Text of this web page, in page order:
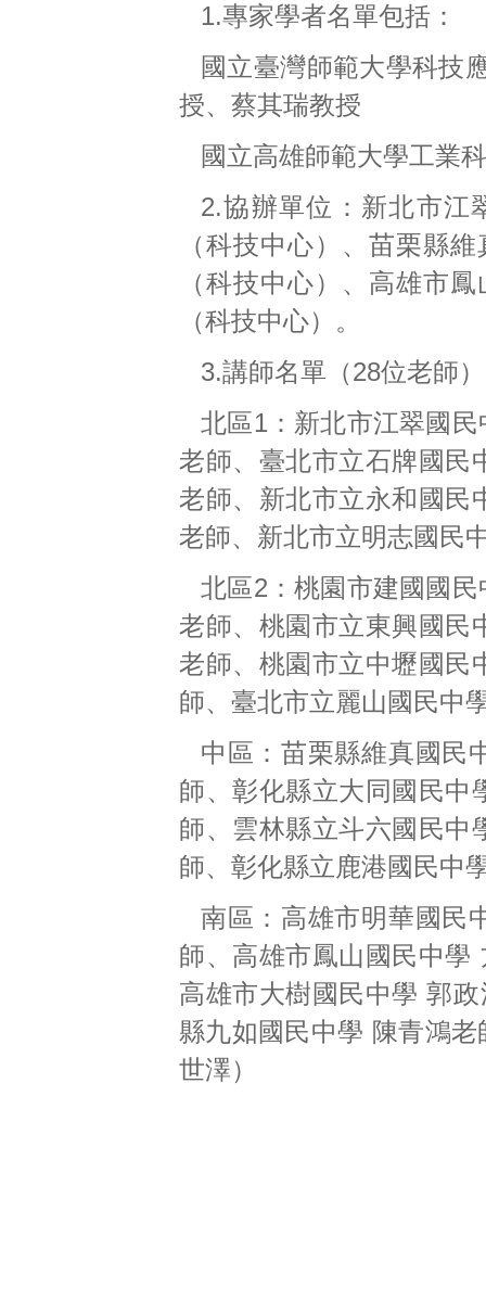
1.專家學者名單包括：
國立臺灣師範大學科技
授、蔡其瑞教授
國立高雄師範大學工業
2.協辦單位：新北市江
（科技中心）、苗栗縣
（科技中心）、高雄市
（科技中心）。
3.講師名單（28位老師
北區1：新北市江翠國
老師、臺北市立石牌國民
老師、新北市立永和國民
老師、新北市立明志國民
北區2：桃園市建國國
老師、桃園市立東興國民
老師、桃園市立中壢國民
師、臺北市立麗山國民中
中區：苗栗縣維真國民
師、彰化縣立大同國民中
師、雲林縣立斗六國民中
師、彰化縣立鹿港國民中
南區：高雄市明華國民
師、高雄市鳳山國民中學
高雄市大樹國民中學 郭
縣九如國民中學 陳青鴻老
世澤）